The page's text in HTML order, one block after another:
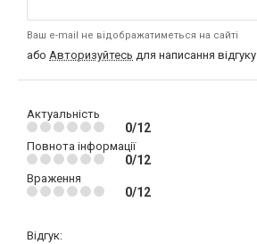
Ваш e-mail не відображатиметься на сайті
або Авторизуйтесь для написання відгуку
Актуальність
0/12
Повнота інформації
0/12
Враження
0/12
Відгук: